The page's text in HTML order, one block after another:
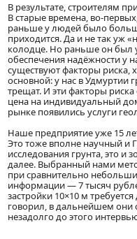
В результате, строителям
В старые времена, во-
раньше у людей было
приходится. Да и не так уж
колодце. Но раньше он был
обеспечения надёжности у
существуют факторы риска,
основной: у нас в Удмуртии
трещат. И эти факторы
цена на индивидуальный
рынке появились услуги
Наше предприятие уже 15
Это тоже вполне научный и
исследования грунта, это
далее. Выбранный нами
при сравнительно
информации — 7 тысяч
застройки 10×10 м
говорил, в дальнейшем они
незадолго до этого